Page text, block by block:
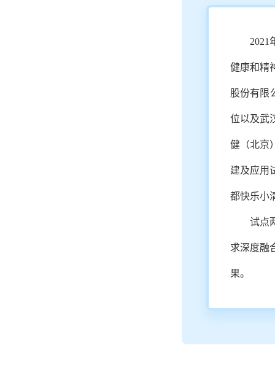
2021
健康和精
股份有限
位以及武
健（北京
建及应用
都快乐小
试点
求深度融
果。